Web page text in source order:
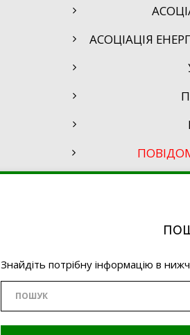
АСОЦІАЦІЯ
Знайдіть потрібну інформацію в